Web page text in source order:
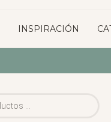
INSPIRACIÓN